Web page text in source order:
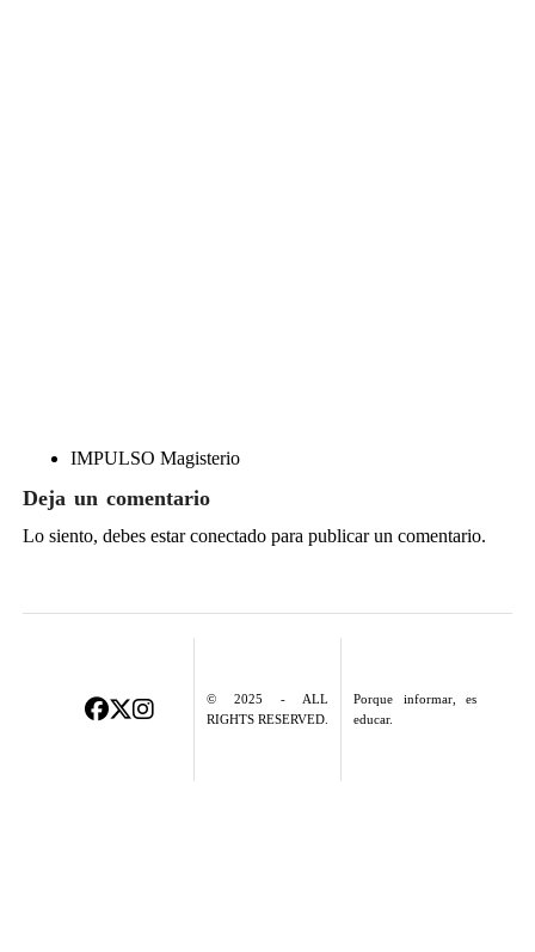
IMPULSO Magisterio
Deja un comentario
Lo siento, debes estarconectadopara publicar un comentario.
© 2025 - ALL
RIGHTS RESERVED.
Porque informar, es
educar.